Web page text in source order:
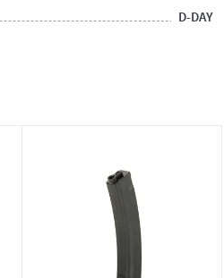
D-DAY